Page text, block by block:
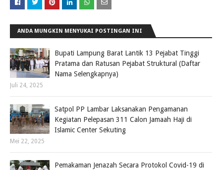
ANDA MUNGKIN MENYUKAI POSTINGAN INI
Bupati Lampung Barat Lantik 13 Pejabat Tinggi
Pratama dan Ratusan Pejabat Struktural (Daftar
Nama Selengkapnya)
Juli 24, 2025
Satpol PP Lambar Laksanakan Pengamanan
Kegiatan Pelepasan 311 Calon Jamaah Haji di
Islamic Center Sekuting
Mei 22, 2025
Pemakaman Jenazah Secara Protokol Covid-19 di